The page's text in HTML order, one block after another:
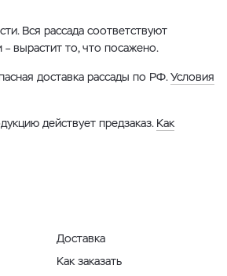
Вся рассада соответствуют
вырастит то, что посажено.
доставка рассады по РФ.Условия
действует предзаказ. Как
Доставка
Как заказать